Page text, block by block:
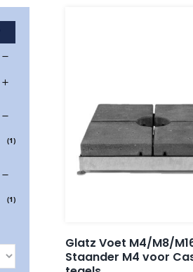
Glatz Voet M4/M8/
Staander M4 voor
(1)
(1)